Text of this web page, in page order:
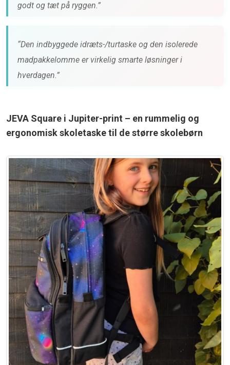
godt og tæt på ryggen.”
“Den indbyggede idræts-/turtaske og den isolerede
madpakkelomme er virkelig smarte løsninger i
hverdagen.”
JEVA Square i Jupiter-print – en rummelig og
ergonomisk skoletaske til de større skolebørn